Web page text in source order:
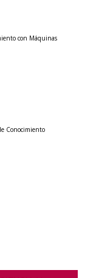
con Máquinas
Conocimiento